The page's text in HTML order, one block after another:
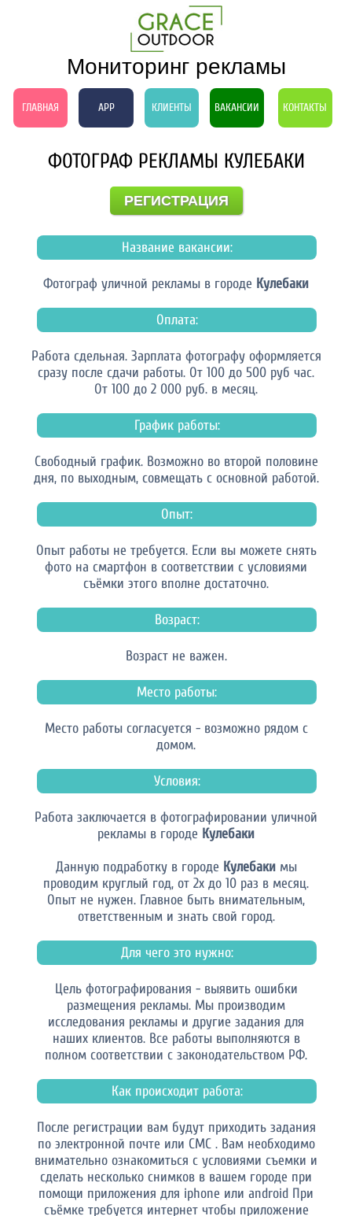
Мониторинг рекламы
ГЛАВНАЯ APP КЛИЕНТЫ ВАКАНСИИ КОНТАКТЫ
ФОТОГРАФ РЕКЛАМЫ КУЛЕБАКИ
РЕГИСТРАЦИЯ
Название вакансии:
Фотограф уличной рекламы в городе Кулебаки
Оплата:
Работа сдельная. Зарплата фотографу оформляется
сразу после сдачи работы. От 100 до 500 руб час.
От 100 до 2 000 руб. в месяц.
График работы:
Свободный график. Возможно во второй половине
дня, по выходным, совмещать с основной работой.
Опыт:
Опыт работы не требуется. Если вы можете снять
фото на смартфон в соответствии с условиями
съёмки этого вполне достаточно.
Возраст:
Возраст не важен.
Место работы:
Место работы согласуется - возможно рядом с
домом.
Условия:
Работа заключается в фотографировании уличной
рекламы в городе Кулебаки
Данную подработку в городе Кулебакимы
проводим круглый год, от 2х до 10 раз в месяц.
Опыт не нужен. Главное быть внимательным,
ответственным и знать свой город.
Для чего это нужно:
Цель фотографирования - выявить ошибки
размещения рекламы. Мы производим
исследования рекламы и другие задания для
наших клиентов. Все работы выполняются в
полном соответствии с законодательством РФ.
Как происходит работа:
После регистрации вам будут приходить задания
по электронной почте или СМС . Вам необходимо
внимательно ознакомиться с условиями съемки и
сделать несколько снимков в вашем городе при
помощи приложения для iphone или android При
съёмке требуется интернет чтобы приложение